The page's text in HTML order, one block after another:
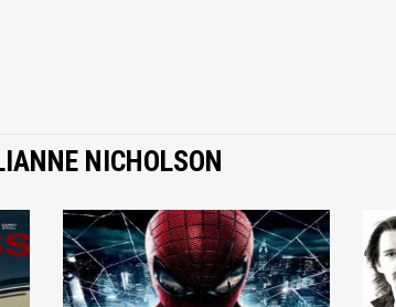
NICHOLSON